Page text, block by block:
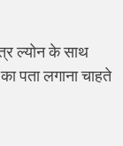
ल्योन के साथ
पता लगाना चाहते